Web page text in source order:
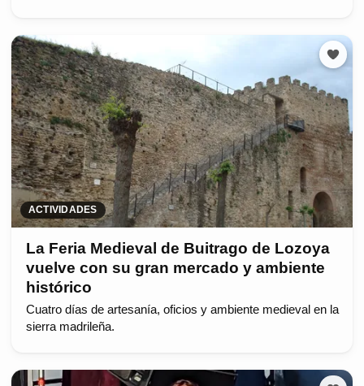
ACTIVIDADES
La Feria Medieval de Buitrago de Lozoya
vuelve con su gran mercado y ambiente
histórico
Cuatro días de artesanía, oficios y ambiente medieval en la
sierra madrileña.